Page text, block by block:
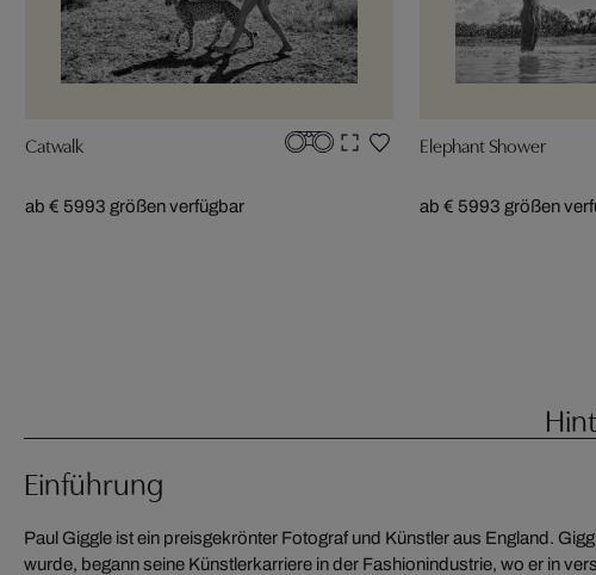
Catwalk
ab € 5993 größen verfügbar
Elephant Shower
ab € 5993 größen
Einführung
Paul Giggle ist ein preisgekrönter Fotograf und Künstler aus England.
wurde, begann seine Künstlerkarriere in der Fashionindustrie, wo er in